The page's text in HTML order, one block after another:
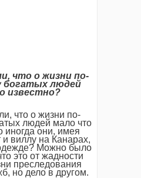
что о жизни по-
богатых людей
известно?
что о жизни по-
людей мало что
иногда они, имея
виллу на Канарах,
Можно было
это от жадности
преследования
но дело в другом.